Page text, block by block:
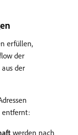
erfüllen,
der
der
entfernt:
werden nach